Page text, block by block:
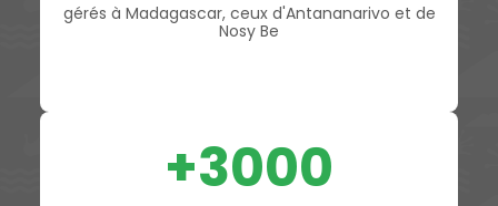
gérés à Madagascar, ceux d'Antananarivo et de
Nosy Be
+3000